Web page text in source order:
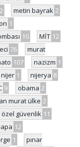
2 metin bayrak 2
1
10 MİT 12
76
murat
107 nazizm 1
nijer 1 nijerya 8
9 obama 2
murat ülke 2
özel güvenlik 11
12
1
pınar